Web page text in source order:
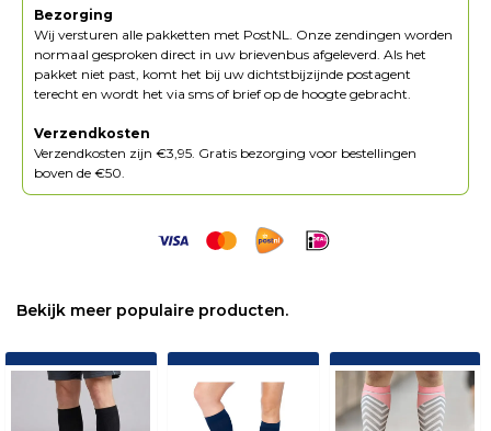
Bezorging
Wij versturen alle pakketten met PostNL. Onze zendingen worden
normaal gesproken direct in uw brievenbus afgeleverd. Als het
pakket niet past, komt het bij uw dichtstbijzijnde postagent
terecht en wordt het via sms of brief op de hoogte gebracht.
Verzendkosten
Verzendkosten zijn €3,95. Gratis bezorging voor bestellingen
boven de €50.
Bekijk meer populaire producten.